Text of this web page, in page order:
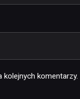
komentarzy.